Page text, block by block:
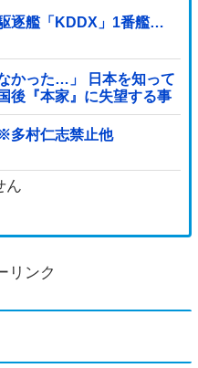
逐艦「KDDX」1番艦…
かった…」 日本を知って
後『本家』に失望する事
多村仁志禁止他
ん
リンク